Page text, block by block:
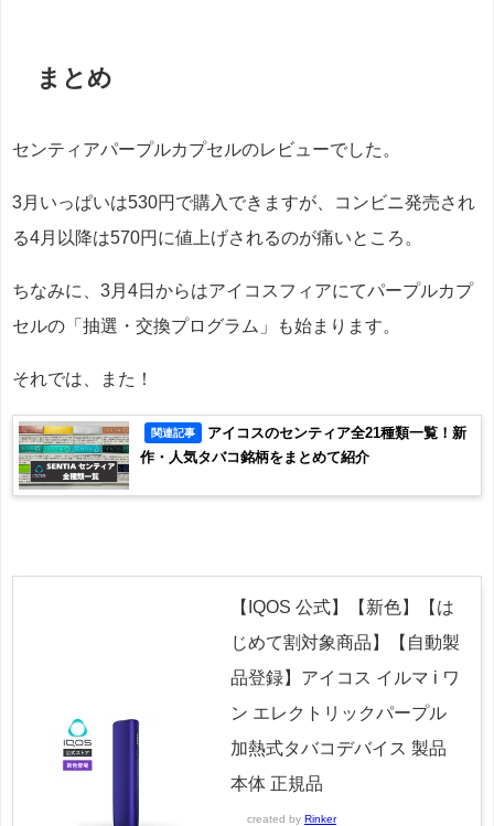
まとめ
センティアパープルカプセルのレビューでした。
3月いっぱいは530円で購入できますが、コンビニ発売され
る4月以降は570円に値上げされるのが痛いところ。
ちなみに、3月4日からはアイコスフィアにてパープルカプ
セルの「抽選・交換プログラム」も始まります。
それでは、また！
関連記事
アイコスのセンティア全21種類一覧！新
作・人気タバコ銘柄をまとめて紹介
【IQOS 公式】【新色】【は
じめて割対象商品】【自動製
品登録】アイコス イルマ i ワ
ン エレクトリックパープル
加熱式タバコデバイス 製品
本体 正規品
created by Rinker